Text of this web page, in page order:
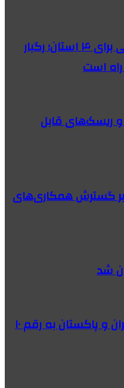
هشدار نارنجی هواشناسی برای ۴ استان؛ رگبار
است
و ریسک‌های قابل
بر گسترش همکاری‌های
شد
افزایش حجم تجارت بین ایران و پاکستان به رقم ۱۰